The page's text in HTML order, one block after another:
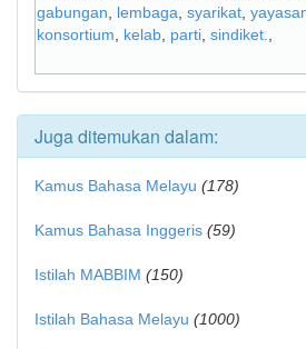
gabungan
lembaga syarikat
konsortium
kelab parti sindiket.
Juga ditemukan dalam:
Kamus Bahasa Melayu (178)
Kamus Bahasa Inggeris (59)
Istilah MABBIM (150)
Istilah Bahasa Melayu (1000)